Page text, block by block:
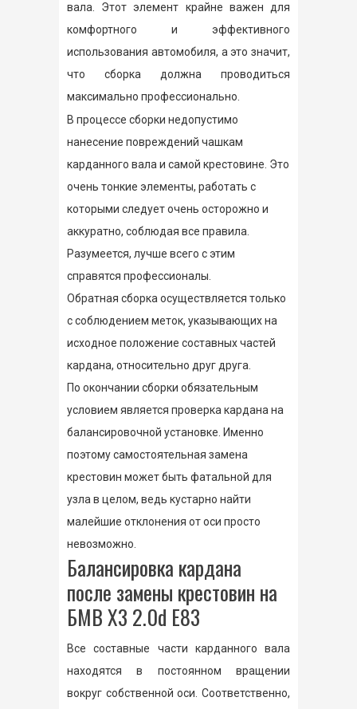
вала. Этот элемент крайне важен для
комфортного и эффективного
использования автомобиля, а это значит,
что сборка должна проводиться
максимально профессионально.
В процессе сборки недопустимо
нанесение повреждений чашкам
карданного вала и самой крестовине. Это
очень тонкие элементы, работать с
которыми следует очень осторожно и
аккуратно, соблюдая все правила.
Разумеется, лучше всего с этим
справятся профессионалы.
Обратная сборка осуществляется только
с соблюдением меток, указывающих на
исходное положение составных частей
кардана, относительно друг друга.
По окончании сборки обязательным
условием является проверка кардана на
балансировочной установке. Именно
поэтому самостоятельная замена
крестовин может быть фатальной для
узла в целом, ведь кустарно найти
малейшие отклонения от оси просто
невозможно.
Балансировка кардана
после замены крестовин на
БМВ Х3 2.0d E83
Все составные части карданного вала
находятся в постоянном вращении
вокруг собственной оси. Соответственно,